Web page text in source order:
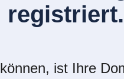
registriert.
ist Ihre